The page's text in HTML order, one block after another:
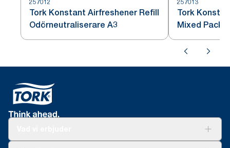
257012
Tork Konstant Airfreshener Refill
Odörneutraliserare A3
257013
Tork
Mixed Pack